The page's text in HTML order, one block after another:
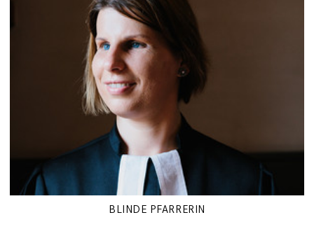
BLINDE PFARRERIN